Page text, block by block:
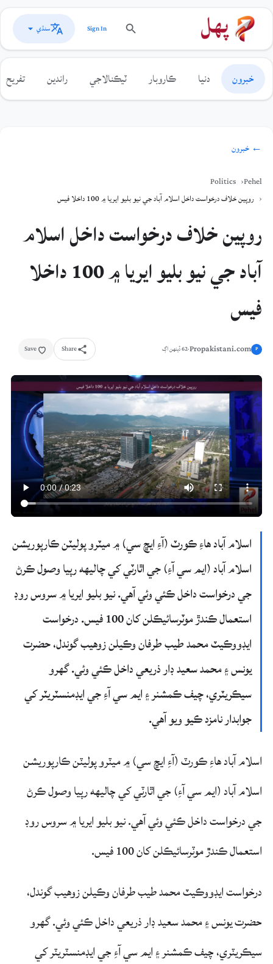
Sign In سنڌي
خبرون دنيا ڪاروبار ٽيڪنالاجي راندين تفريح
← خبرون
Pehel
Politics
روپين خلاف درخواست داخل اسلام آباد جي نيو بليو ايريا ۾ 100 داخلا فيس
روپين خلاف درخواست داخل اسلام
آباد جي نيو بليو ايريا ۾ 100 داخلا
فيس
P
Propakistani.com
·62 ڏينهن اڳ Share
Save
اسلام آباد هاءِ ڪورٽ (آءِ ايڇ سي) ۾ ميٽرو پوليٽن ڪارپوريشن
اسلام آباد (ايم سي آءِ) جي اٿارٽي کي چاليهه رپيا وصول ڪرڻ
جي درخواست داخل ڪئي وئي آهي. نيو بليو ايريا ۾ سروس روڊ
استعمال ڪندڙ موٽرسائيڪلن کان 100 فيس. درخواست
ايڊووڪيٽ محمد طيب طرفان وڪيلن زوهيب گوندل، حضرت
يونس ۽ محمد سعيد ڊار ذريعي داخل ڪئي وئي. گهرو
سيڪريٽري، چيف ڪمشنر ۽ ايم سي آءِ جي ايڊمنسٽريٽر کي
جوابدار نامزد ڪيو ويو آهي.
اسلام آباد هاءِ ڪورٽ (آءِ ايڇ سي) ۾ ميٽرو پوليٽن ڪارپوريشن
اسلام آباد (ايم سي آءِ) جي اٿارٽي کي چاليهه رپيا وصول ڪرڻ
جي درخواست داخل ڪئي وئي آهي. نيو بليو ايريا ۾ سروس روڊ
استعمال ڪندڙ موٽرسائيڪلن کان 100 فيس.
درخواست ايڊووڪيٽ محمد طيب طرفان وڪيلن زوهيب گوندل،
حضرت يونس ۽ محمد سعيد ڊار ذريعي داخل ڪئي وئي. گهرو
سيڪريٽري، چيف ڪمشنر ۽ ايم سي آءِ جي ايڊمنسٽريٽر کي